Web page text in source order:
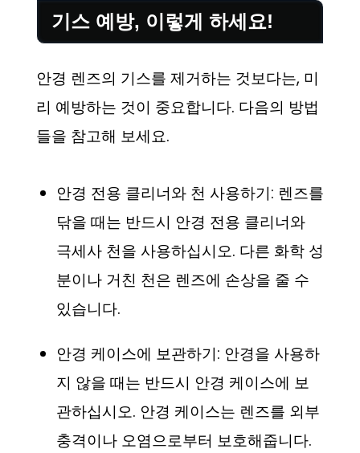
기스 예방, 이렇게 하세요!
안경 렌즈의 기스를 제거하는 것보다는, 미
리 예방하는 것이 중요합니다. 다음의 방법
들을 참고해 보세요.
안경 전용 클리너와 천 사용하기: 렌즈를
닦을 때는 반드시 안경 전용 클리너와
극세사 천을 사용하십시오. 다른 화학 성
분이나 거친 천은 렌즈에 손상을 줄 수
있습니다.
안경 케이스에 보관하기: 안경을 사용하
지 않을 때는 반드시 안경 케이스에 보
관하십시오. 안경 케이스는 렌즈를 외부
충격이나 오염으로부터 보호해줍니다.